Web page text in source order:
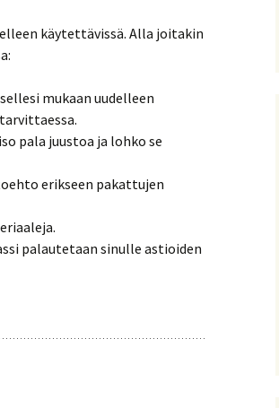
käytettävissä. Alla joitakin
mukaan uudelleen
pala juustoa ja lohko se
erikseen pakattujen
palautetaan sinulle astioiden